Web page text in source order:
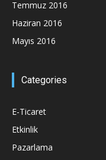
Temmuz 2016
Haziran 2016
Mayıs 2016
Categories
E-Ticaret
Etkinlik
Pazarlama